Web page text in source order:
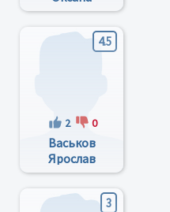
Викторовна
4.5
2 0
Васьков
Ярослав
Валерьевич
3